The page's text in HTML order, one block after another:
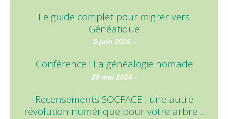
Le guide complet pour migrer vers
Généatique
5 juin 2026 -
Conférence : La généalogie nomade
28 mai 2026 -
Recensements SOCFACE : une autre
révolution numérique pour votre arbre ...